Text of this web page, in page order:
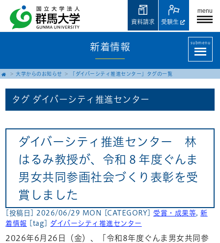
menu
受験生
資料請求
新着情報 submenu
大学からのお知らせ 「ダイバーシティ推進センター」タグの一覧
タグ ダイバーシティ推進センター
ダイバーシティ推進センター 林
はるみ教授が、令和８年度ぐんま
男女共同参画社会づくり表彰を受
賞しました
[投稿日] 2026/06/29 MON [CATEGORY] 受賞・成果等,新
着情報
[tag] ダイバーシティ推進センター
2026年6月26日（金）、「令和8年度ぐんま男女共同参